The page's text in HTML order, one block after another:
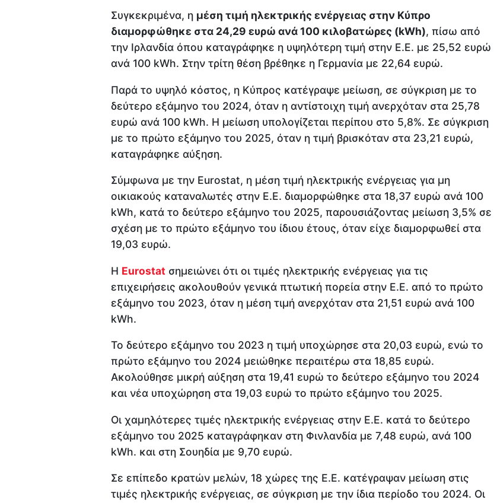
Συγκεκριμένα, η μέση τιμή ηλεκτρικής ενέργειας στην Κύπρο
διαμορφώθηκε στα 24,29 ευρώ ανά 100 κιλοβατώρες (kWh), πίσω από
την Ιρλανδία όπου καταγράφηκε η υψηλότερη τιμή στην Ε.Ε. με 25,52 ευρώ
ανά 100 kWh. Στην τρίτη θέση βρέθηκε η Γερμανία με 22,64 ευρώ.
Παρά το υψηλό κόστος, η Κύπρος κατέγραψε μείωση, σε σύγκριση με το
δεύτερο εξάμηνο του 2024, όταν η αντίστοιχη τιμή ανερχόταν στα 25,78
ευρώ ανά 100 kWh. Η μείωση υπολογίζεται περίπου στο 5,8%. Σε σύγκριση
με το πρώτο εξάμηνο του 2025, όταν η τιμή βρισκόταν στα 23,21 ευρώ,
καταγράφηκε αύξηση.
Σύμφωνα με την Eurostat, η μέση τιμή ηλεκτρικής ενέργειας για μη
οικιακούς καταναλωτές στην Ε.Ε. διαμορφώθηκε στα 18,37 ευρώ ανά 100
kWh, κατά το δεύτερο εξάμηνο του 2025, παρουσιάζοντας μείωση 3,5% σε
σχέση με το πρώτο εξάμηνο του ίδιου έτους, όταν είχε διαμορφωθεί στα
19,03 ευρώ.
Η Eurostat σημειώνει ότι οι τιμές ηλεκτρικής ενέργειας για τις
επιχειρήσεις ακολουθούν γενικά πτωτική πορεία στην Ε.Ε. από το πρώτο
εξάμηνο του 2023, όταν η μέση τιμή ανερχόταν στα 21,51 ευρώ ανά 100
kWh.
Το δεύτερο εξάμηνο του 2023 η τιμή υποχώρησε στα 20,03 ευρώ, ενώ το
πρώτο εξάμηνο του 2024 μειώθηκε περαιτέρω στα 18,85 ευρώ.
Ακολούθησε μικρή αύξηση στα 19,41 ευρώ το δεύτερο εξάμηνο του 2024
και νέα υποχώρηση στα 19,03 ευρώ το πρώτο εξάμηνο του 2025.
Οι χαμηλότερες τιμές ηλεκτρικής ενέργειας στην Ε.Ε. κατά το δεύτερο
εξάμηνο του 2025 καταγράφηκαν στη Φινλανδία με 7,48 ευρώ, ανά 100
kWh. και στη Σουηδία με 9,70 ευρώ.
Σε επίπεδο κρατών μελών, 18 χώρες της Ε.Ε. κατέγραψαν μείωση στις
τιμές ηλεκτρικής ενέργειας, σε σύγκριση με την ίδια περίοδο του 2024. Οι